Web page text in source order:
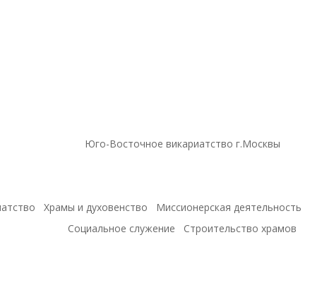
Юго-Восточное викариатство г.Москвы
Храмы и духовенство Миссионерская деятельность
Социальное служение
Строительство храмов